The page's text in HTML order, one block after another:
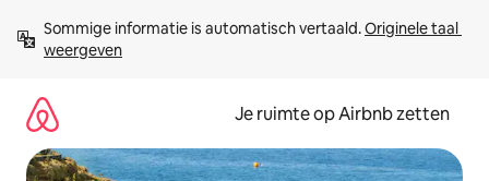
direct
naar
Sommige informatie is automatisch vertaald. Originele taal
weergeven
Je ruimte op Airbnb zetten